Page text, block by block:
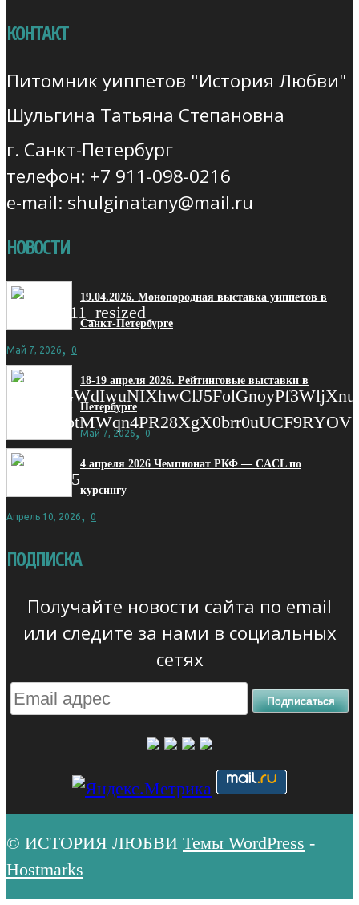
КОНТАКТ
Питомник уиппетов "История Любви"
Шульгина Татьяна Степановна
г. Санкт-Петербург
телефон: +7 911-098-0216
e-mail: shulginatany@mail.ru
НОВОСТИ
19.04.2026. Монопородная выставка уиппетов в
Санкт-Петербурге
Май 7, 2026, 0
18-19 апреля 2026. Рейтинговые выставки в
Петербурге
Май 7, 2026,0
4 апреля 2026 Чемпионат РКФ — CACL по
курсингу
Апрель 10, 2026, 0
ПОДПИСКА
Получайте новости сайта по email
или следите за нами в социальных
сетях
Подписаться
© ИСТОРИЯ ЛЮБВИ Темы WordPress -
Hostmarks